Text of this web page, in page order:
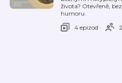
života? Otevřeně,
humoru.
4 epizod